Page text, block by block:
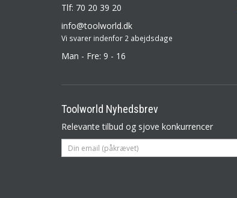
Tlf: 70 20 39 20
info@toolworld.dk
Vi svarer indenfor 2 abejdsdage
Man - Fre: 9 - 16
Toolworld Nyhedsbrev
Relevante tilbud og sjove konkurrencer